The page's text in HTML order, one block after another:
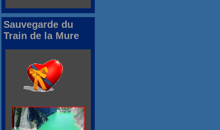
Sauvegarde du
Train de la Mure